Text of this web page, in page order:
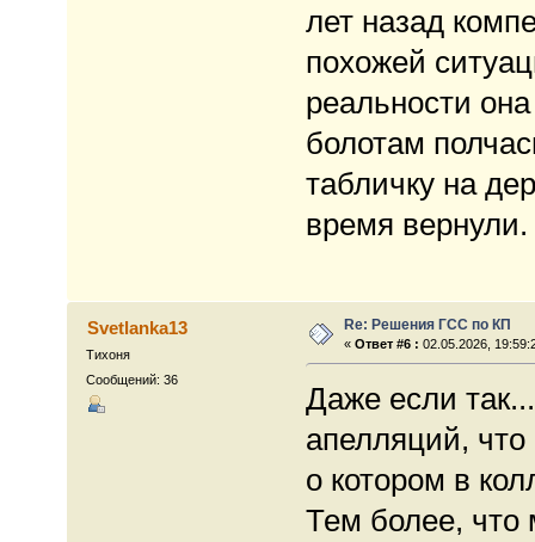
лет назад
похожей
реальности
болотам
табличку на
время вернули.
Svetlanka13
Тихоня
Сообщений: 36
Re: Решения ГСС по КП
«Ответ #6 : 02.05.2026,
Даже если
апелляций, что
о котором в
Тем более,